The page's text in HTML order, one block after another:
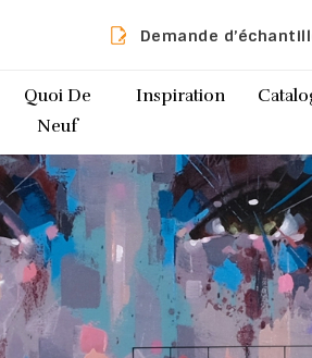
Demande
Quoi De
Neuf
Inspiration